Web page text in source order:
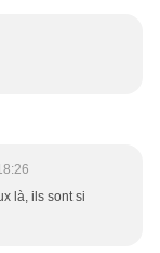
là, ils sont si